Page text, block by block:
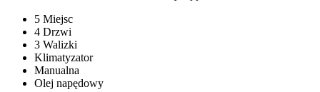
5 Miejsc
4 Drzwi
3 Walizki
Klimatyzator
Manualna
Olej napędowy